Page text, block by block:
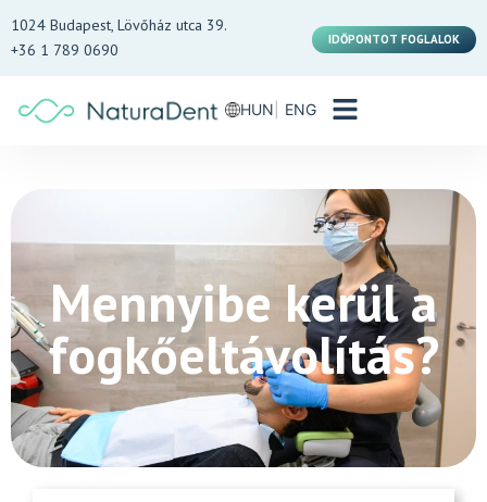
1024 Budapest, Lövőház utca 39.
+36 1 789 0690
IDŐPONTOT FOGLALOK
HUN ENG
Mennyibe kerül a
fogkőeltávolítás?